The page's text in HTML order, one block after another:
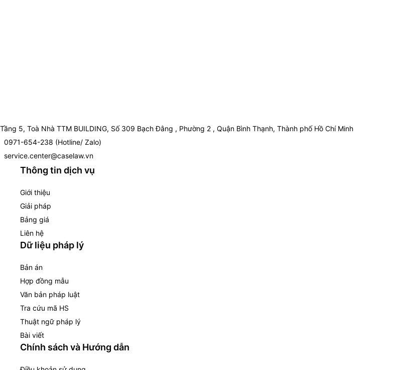
Tầng 5, Toà Nhà TTM BUILDING, Số 309 Bạch Đằng , Phường 2 , Quận Bình Thạnh, Thành phố Hồ Chí Minh
0971-654-238 (Hotline/ Zalo)
service.center@caselaw.vn
Thông tin dịch vụ
Giới thiệu
Giải pháp
Bảng giá
Liên hệ
Dữ liệu pháp lý
Bản án
Hợp đồng mẫu
Văn bản pháp luật
Tra cứu mã HS
Thuật ngữ pháp lý
Bài viết
Chính sách và Hướng dẫn